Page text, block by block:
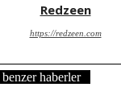
Redzeen
https://redzeen.com
haberler